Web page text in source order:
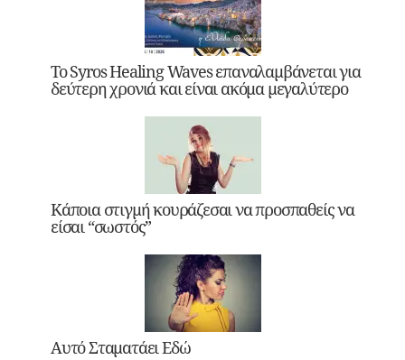
Το Syros Healing Waves επαναλαμβάνεται για
δεύτερη χρονιά και είναι ακόμα μεγαλύτερο
Κάποια στιγμή κουράζεσαι να προσπαθείς να
είσαι “σωστός”
Αυτό Σταματάει Εδώ